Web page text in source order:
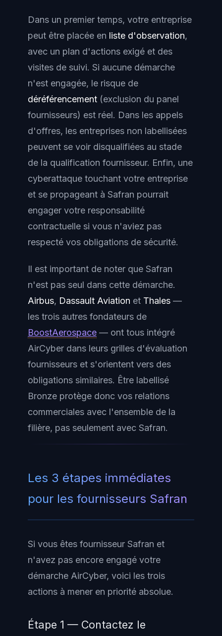
Dans un premier temps, votre entreprise
peut être placée en liste d'observation,
avec un plan d'actions exigé et des
visites de suivi. Si aucune démarche
n'est engagée, le risque de
déréférencement (exclusion du panel
fournisseurs) est réel. Dans les appels
d'offres, les entreprises non labellisées
peuvent se voir disqualifiées au stade
de la qualification fournisseur. Enfin, une
cyberattaque touchant votre entreprise
et se propageant à Safran pourrait
engager votre responsabilité
contractuelle si vous n'aviez pas
respecté vos obligations de sécurité.
Il est important de noter que Safran
n'est pas seul dans cette démarche.
Airbus, Dassault Aviation et Thales —
les trois autres fondateurs de
BoostAerospace — ont tous intégré
AirCyber dans leurs grilles d'évaluation
fournisseurs et s'orientent vers des
obligations similaires. Être labellisé
Bronze protège donc vos relations
commerciales avec l'ensemble de la
filière, pas seulement avec Safran.
Les 3 étapes immédiates
pour les fournisseurs Safran
Si vous êtes fournisseur Safran et
n'avez pas encore engagé votre
démarche AirCyber, voici les trois
actions à mener en priorité absolue.
Étape 1 — Contactez le